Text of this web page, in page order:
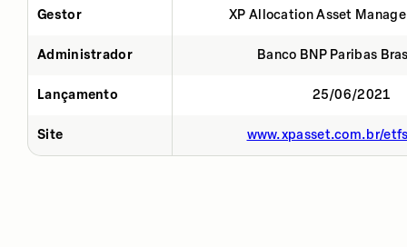
Gestor XP Allocation Asset
Administrador Banco BNP Paribas
Lançamento 25/06/2021
Site www.xpasset.com.br/